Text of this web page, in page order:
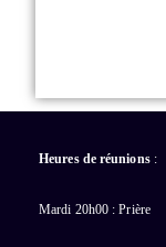
Heures de réunions:
Mardi 20h00 : Prière